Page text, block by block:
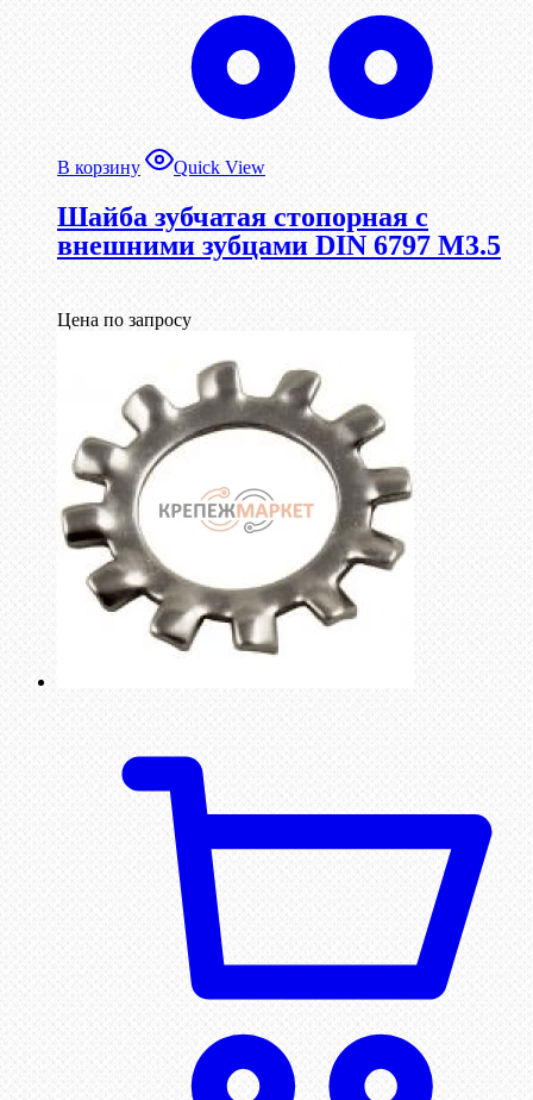
В корзину Quick View
Шайба зубчатая стопорная с
внешними зубцами DIN 6797 М3.5
Цена по запросу